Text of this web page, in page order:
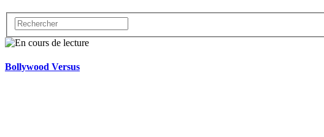
Bollywood Versus